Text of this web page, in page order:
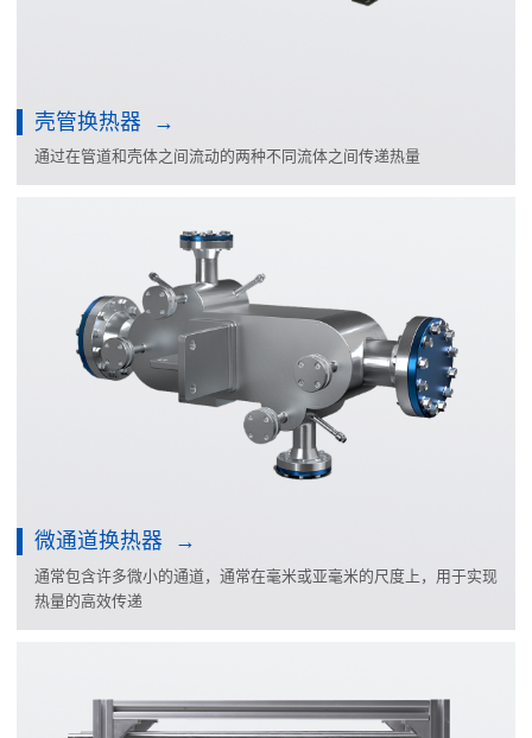
壳管换热器
通过在管道和壳体之间流动的两种不同流体之间传递热量
微通道换热器
通常包含许多微小的通道，通常在毫米或亚毫米的尺度上，用于实现
热量的高效传递